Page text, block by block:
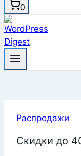
0
Распродажи
Скидки до